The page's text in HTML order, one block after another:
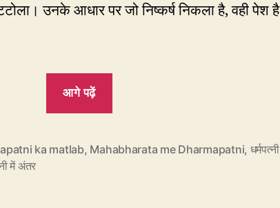
उनके आधार पर जो निष्कर्ष निकला है, वही पेश है
आगे पढ़ें
धर्मपत्नी
ka matlab, Mahabharata me Dharmapatni, धर्मपत्नी
में अंतर